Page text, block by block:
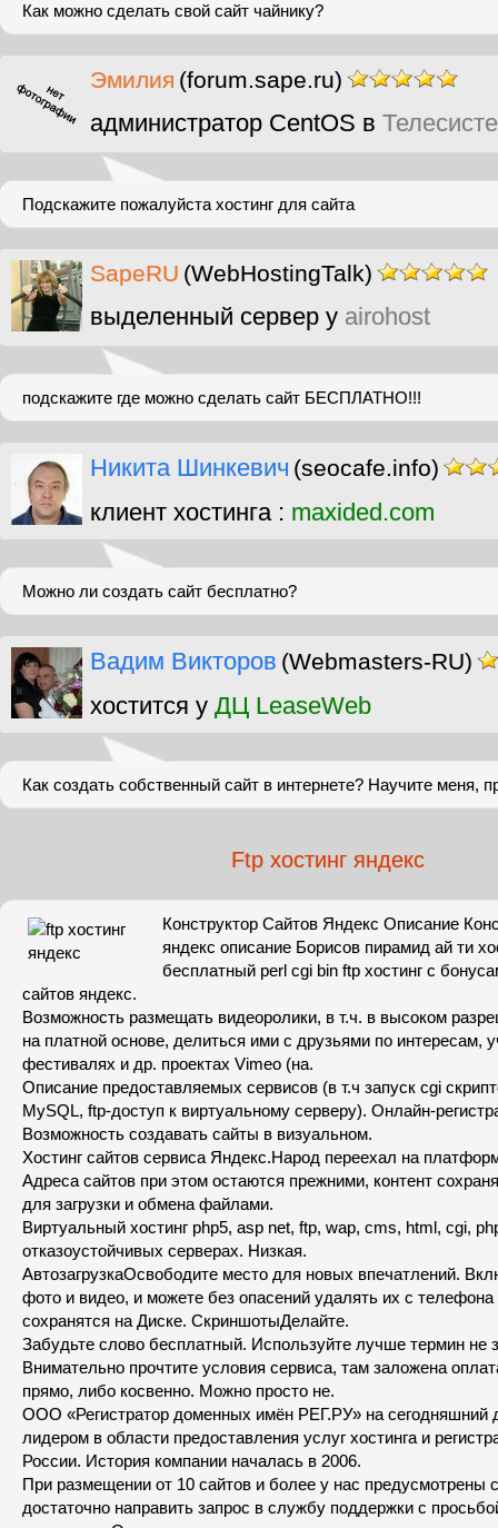
Как можно сделать свой сайт чайнику?
Эмилия (forum.sape.ru)
администратор CentOS в
Подскажите пожалуйста хостинг для сайта
SapeRU (WebHostingTalk)
выделенный сервер у airohost
подскажите где можно сделать сайт БЕСПЛАТНО!!!
Никита Шинкевич (seocafe.info)
клиент хостинга : maxided.com
Можно ли создать сайт бесплатно?
Вадим Викторов (Webmasters-RU)
хостится у ДЦ LeaseWeb
Как создать собственный сайт в интернете? Научите меня,
Ftp хостинг яндекс
Конструктор Сайтов Яндекс Описание
яндекс описание Борисов пирамид ай ти
бесплатный perl cgi bin ftp хостинг с
сайтов яндекс.
Возможность размещать видеоролики, в т.ч. в высоком
на платной основе, делиться ими с друзьями по интересам,
фестивалях и др. проектах Vimeo (на.
Описание предоставляемых сервисов (в т.ч запуск cgi
MySQL, ftp-доступ к виртуальному серверу). Онлайн-
Возможность создавать сайты в визуальном.
Хостинг сайтов сервиса Яндекс.Народ переехал на
Адреса сайтов при этом остаются прежними, контент
для загрузки и обмена файлами.
Виртуальный хостинг php5, asp net, ftp, wap, cms, html, cgi,
отказоустойчивых серверах. Низкая.
АвтозагрузкаОсвободите место для новых впечатлений.
фото и видео, и можете без опасений удалять их с
сохранятся на Диске. СкриншотыДелайте.
Забудьте слово бесплатный. Используйте лучше термин не
Внимательно прочтите условия сервиса, там заложена
прямо, либо косвенно. Можно просто не.
ООО «Регистратор доменных имён РЕГ.РУ» на сегодняшний
лидером в области предоставления услуг хостинга и
России. История компании началась в 2006.
При размещении от 10 сайтов и более у нас предусмотрены
достаточно направить запрос в службу поддержки с